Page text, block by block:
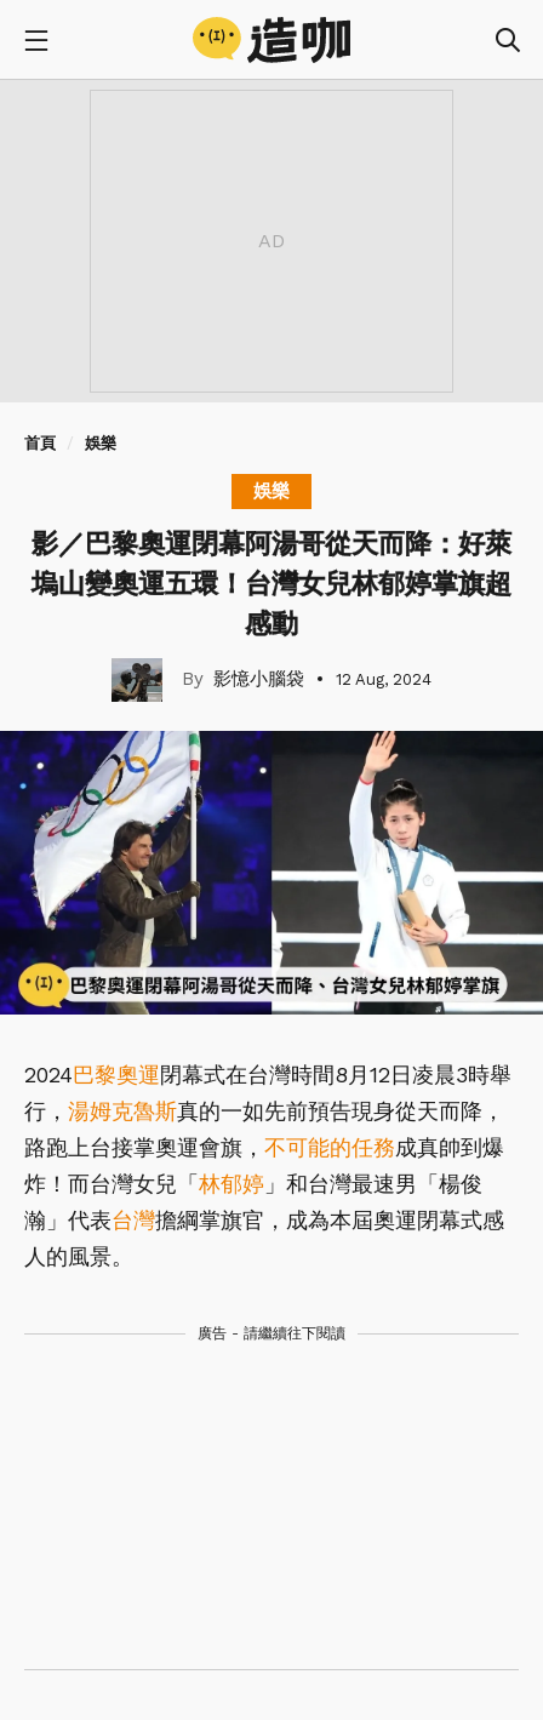
首頁 娛樂
娛樂
影／巴黎奧運閉幕阿湯哥從天而降：好萊
塢山變奧運五環！台灣女兒林郁婷掌旗超
感動
影憶小腦袋 12 Aug, 2024
2024巴黎奧運閉幕式在台灣時間8月12日凌晨3時舉
行， 湯姆克魯斯真的一如先前預告現身從天而降，
路跑上台接掌奧運會旗， 不可能的任務成真帥到爆
炸！而台灣女兒「 林郁婷 」和台灣最速男「楊俊
瀚」代表台灣擔綱掌旗官，成為本屆奧運閉幕式感
人的風景。
廣告 - 請繼續往下閱讀